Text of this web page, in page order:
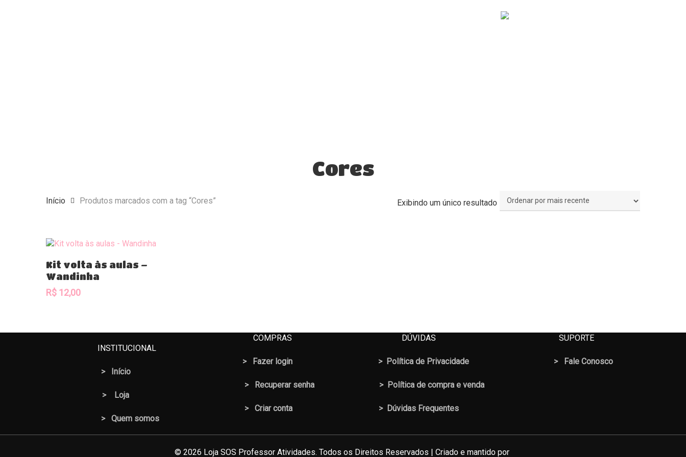
Cores
Exibindo um único resultado
Início Produtos marcados com a tag “Cores”
Comprar
Kit volta às aulas –
Wandinha
R$ 12,00
INSTITUCIONAL
> Início
> Loja
> Quem somos
COMPRAS
> Fazer login
> Recuperar senha
> Criar conta
DÚVIDAS
> Política de Privacidade
> Política de compra e venda
> Dúvidas Frequentes
SUPORTE
> Fale Conosco
© 2026 Loja SOS Professor Atividades. Todos os Direitos Reservados | Criado e mantido por